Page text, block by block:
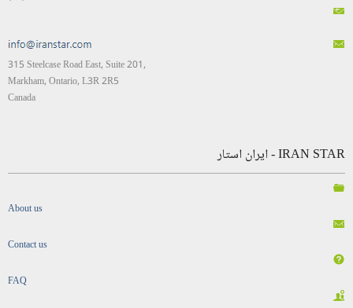
315 Steelcase Road East, Suite 201,
Markham, Ontario, L3R 2R5
Canada
IRAN STAR - ایران استار
About us
Contact us
FAQ